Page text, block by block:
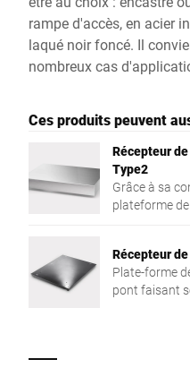
rampe d'accès, en acier
laqué noir foncé. Il
nombreux cas
Ces produits peuvent
Récepteur
Type2
Grâce à sa
plateforme
Récepteur
Plate-forme
pont faisant